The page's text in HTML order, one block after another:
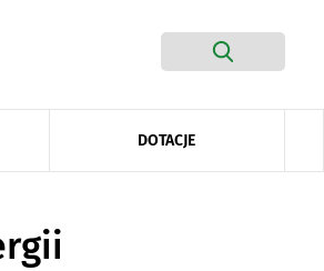
DOTACJE